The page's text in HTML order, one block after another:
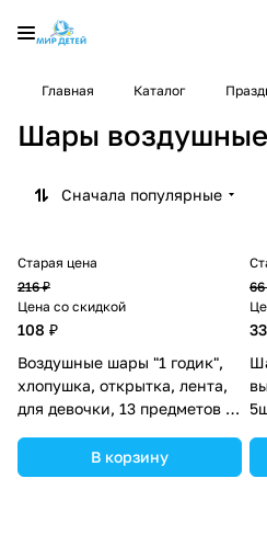
Главная Каталог
Шары воздушные
Сначала популярные
Старая цена
216 ₽
Цена со скидкой
108 ₽
Воздушные шары "1 годик",
хлопушка, открытка, лента,
для девочки, 13 предметов в
В корзину
66